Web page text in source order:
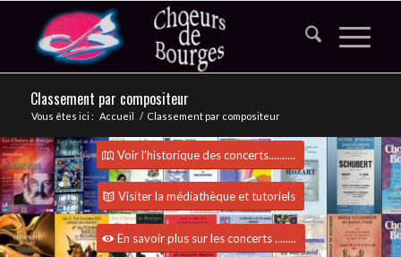
Classement par compositeur
Vous êtes ici : Accueil / Classement par compositeur
Voir l’historique des concerts..........
Visiter la médiathèque et tutoriels
En savoir plus sur les concerts ........